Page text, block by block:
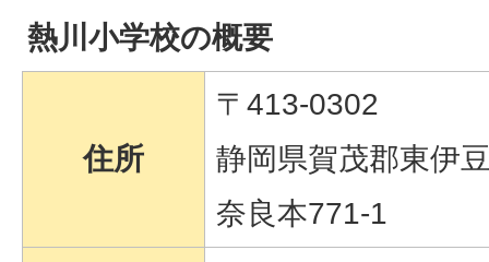
熱川小学校の概要
住所
〒413-0302
静岡県賀茂郡東伊
奈良本771-1